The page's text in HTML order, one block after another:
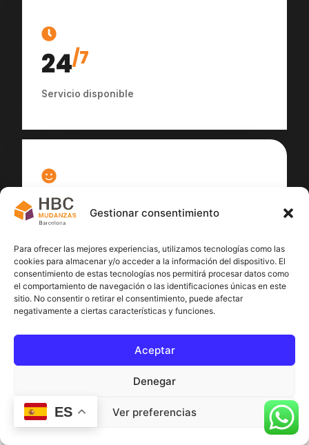
Gestionar consentimiento
Para ofrecer las mejores experiencias, utilizamos tecnologías como las
cookies para almacenar y/o acceder a la información del dispositivo. El
consentimiento de estas tecnologías nos permitirá procesar datos como
el comportamiento de navegación o las identificaciones únicas en este
sitio. No consentir o retirar el consentimiento, puede afectar
negativamente a ciertas características y funciones.
Aceptar
Denegar
Ver preferencias
24/7
Servicio disponible
100
ES